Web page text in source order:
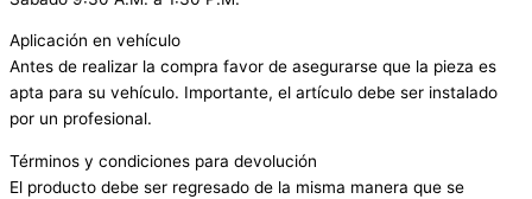
Aplicación en vehículo
Antes de realizar la compra favor de asegurarse que la pieza es
apta para su vehículo. Importante, el artículo debe ser instalado
por un profesional.
Términos y condiciones para devolución
El producto debe ser regresado de la misma manera que se